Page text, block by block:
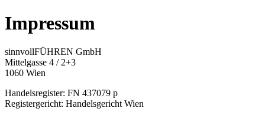
Impressum
sinnvollFÜHREN GmbH
Mittelgasse 4 / 2+3
1060 Wien
Handelsregister: FN 437079 p
Registergericht: Handelsgericht Wien